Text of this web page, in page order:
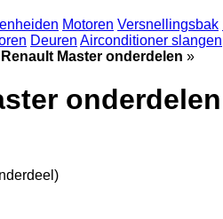
Motoren Versnellingsbak
Deuren Airconditioner slangen
Master onderdelen »
onderdelen